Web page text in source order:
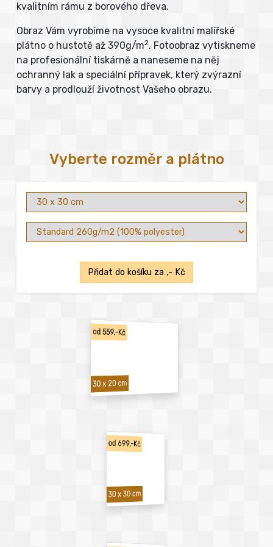
kvalitním rámu z borového dřeva.
Obraz Vám vyrobíme na vysoce kvalitní malířské
plátno o hustotě až 390g/m2. Fotoobraz vytiskneme
na profesionální tiskárně a naneseme na něj
ochranný lak a speciální přípravek, který zvýrazní
barvy a prodlouží životnost Vašeho obrazu.
Vyberte rozměr a plátno
Přidat do košíku za ,- Kč
od 559,-Kč
30 x 20 cm
od 699,-Kč
30 x 30 cm